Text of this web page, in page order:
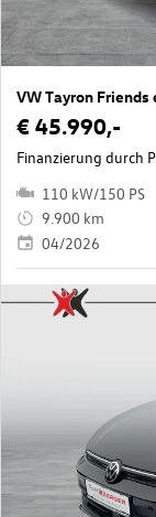
VW Tayron Friends
€ 45.990,-
Finanzierung durch
110 kW/150 PS
9.900 km
04/2026